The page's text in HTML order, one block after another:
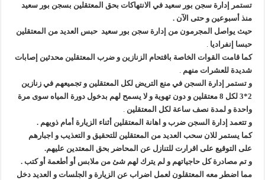
تستمر إدارة سجن بور سعيد في الانتهاكات بحق المعتقلين بسجن بور سعيد
منذ أسبوعين و حتى الآن .
حيث يواصل المجرمون من إدارة سجن بور سعيد حبس العديد من المعتقلين
حبسا إنفراديا.
كما قامت القوات الخاصة باقتحام الزنازين و ضرب المعتقلين محدثين إصابات
شديدة للعشرات منهم.
و تستمر إدارة السجن في منع التريض لكل المعتقلين و تجميعهم في زناز ين
2*3 لكل 8 معتقلين و دون تهوية و لا يسمح لهم بدخول دورة المياه سوى مرة
واحدة و لمدة نصف ساعة لكل المعتقلين.
و تتعمد إدارة السجن ضرب و اهانة المعتقلين أثناء الزيارة أمام ذويهم .
كما يستمر للان سحب العديد من المعتقلين للتحقيق و التعذيب و اجبارهم
على التوقيع على اقرارت للتنازل عن المحاضر بحق المعتدين عليهم.
و تم مصادرة كل حاجياتهم و لم يترك لهم شئ من ملابس أو أطعمة أو كتب .
مما اضطر معه المعتقلون لعمل اضراب عن الزيارة و الجلسات و العديد دخل